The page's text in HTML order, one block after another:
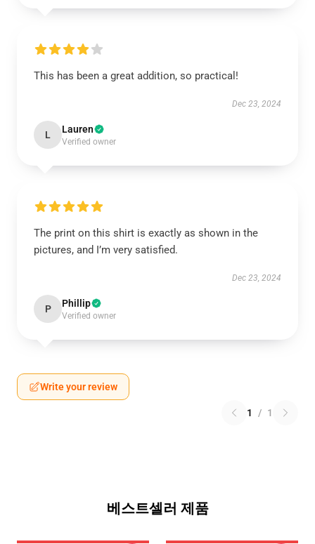
This has been a great addition, so practical!
Dec 23, 2024
L Lauren
Verified owner
The print on this shirt is exactly as shown in the
pictures, and I’m very satisfied.
Dec 23, 2024
P Phillip
Verified owner
Write your review
1 / 1
베스트셀러 제품